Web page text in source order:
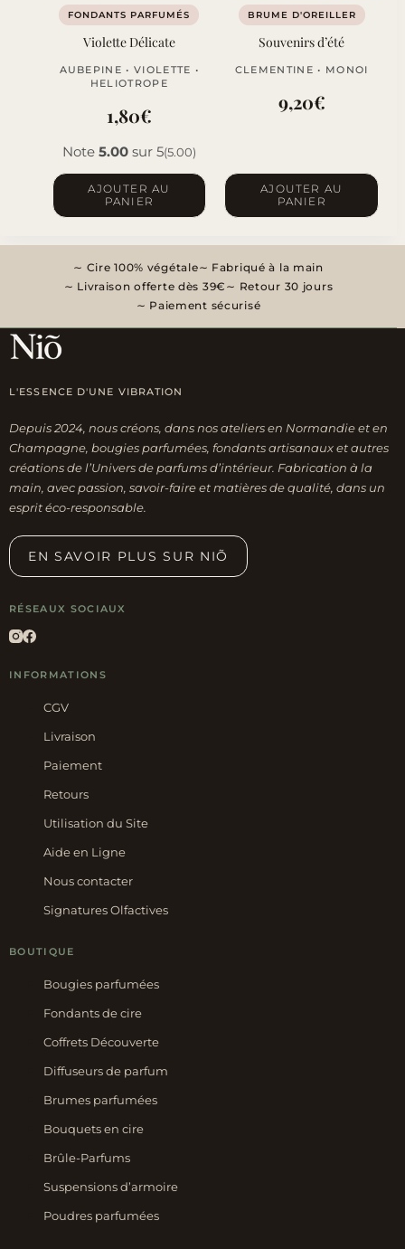
sur
la
du
produit
FONDANTS PARFUMÉS
Violette Délicate
AUBEPINE • VIOLETTE •
HELIOTROPE
1,80€
Note 5.00sur 5(5.00)
AJOUTER AU
PANIER
BRUME D'OREILLER
Souvenirs d’été
CLEMENTINE • MONOI
9,20€
AJOUTER AU
PANIER
Cire 100% végétale
Fabriqué à la main
Livraison offerte dès 39€
Retour 30 jours
Paiement sécurisé
L'ESSENCE D'UNE VIBRATION
Depuis 2024, nous créons, dans nos ateliers en Normandie et en
Champagne, bougies parfumées, fondants artisanaux et autres
créations de l’Univers de parfums d’intérieur. Fabrication à la
main, avec passion, savoir-faire et matières de qualité, dans un
esprit éco-responsable.
EN SAVOIR PLUS SUR NIÕ
RÉSEAUX SOCIAUX
INFORMATIONS
CGV
Livraison
Paiement
Retours
Utilisation du Site
Aide en Ligne
Nous contacter
Signatures Olfactives
BOUTIQUE
Bougies parfumées
Fondants de cire
Coffrets Découverte
Diffuseurs de parfum
Brumes parfumées
Bouquets en cire
Brûle-Parfums
Suspensions d’armoire
Poudres parfumées